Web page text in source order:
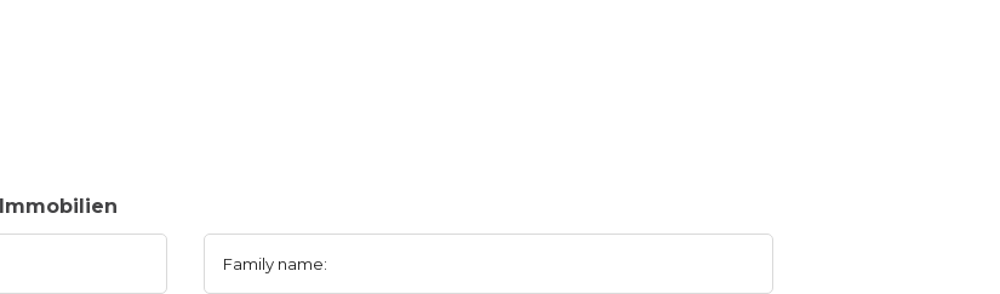
Family name: